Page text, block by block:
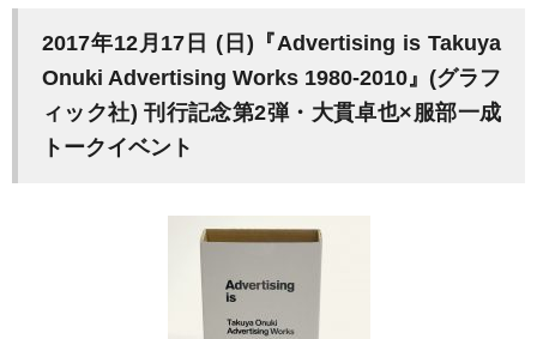
2017年12月17日 (日)『Advertising is Takuya
Onuki Advertising Works 1980-2010』(グラフ
ィック社) 刊行記念第2弾・大貫卓也×服部一成
トークイベント